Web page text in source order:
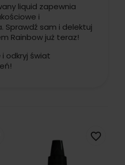
liquid zapewnia
i
Sprawdź sam i delektuj
Rainbow już teraz!
i odkryj świat
favorite_border